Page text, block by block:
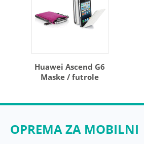
Huawei Ascend G6
Maske / futrole
OPREMA ZA MOBILNI